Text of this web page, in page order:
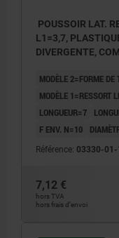
POUSSOIR LAT.
L1=3,7,
DIVERGENTE,
MODÈLE 2=FORME DE
MODÈLE 1=RESSORT
LONGUEUR=7
F ENV. N=10
Référence: 03330-
7,12 €
hors TVA
hors frais d’envoi